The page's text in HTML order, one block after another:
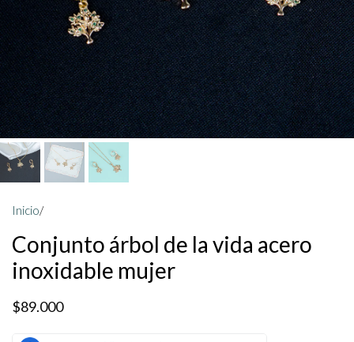
Inicio/
Conjunto árbol de la vida acero
inoxidable mujer
$89.000